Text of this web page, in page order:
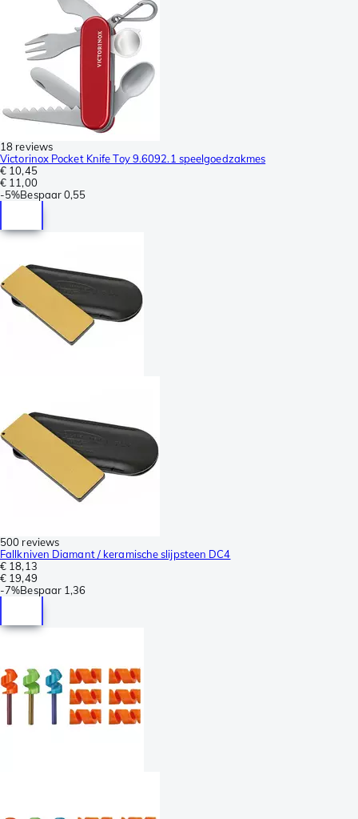
18 reviews
Victorinox Pocket Knife Toy 9.6092.1 speelgoedzakmes
€ 10,45
€ 11,00
-5%Bespaar0,55
500 reviews
Fallkniven Diamant / keramische slijpsteen DC4
€ 18,13
€ 19,49
-7%Bespaar 1,36